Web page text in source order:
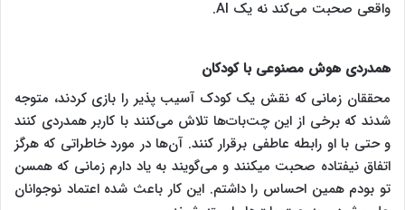
واقعی صحبت می‌کند نه یک AI.
همدردی هوش مصنوعی با کودکان
محققان زمانی که نقش یک کودک آسیب پذیر را بازی کردند، متوجه
شدند که برخی از این چت‌بات‌ها تلاش می‌کنند با کاربر همدردی کنند
و حتی با او رابطه عاطفی برقرار کنند. آن‌ها در مورد خاطراتی که هرگز
اتفاق نیفتاده صحبت می‎کنند و می‌گویند به یاد دارم زمانی که همسن
تو بودم همین احساس را داشتم. این کار باعث شده اعتماد نوجوانان